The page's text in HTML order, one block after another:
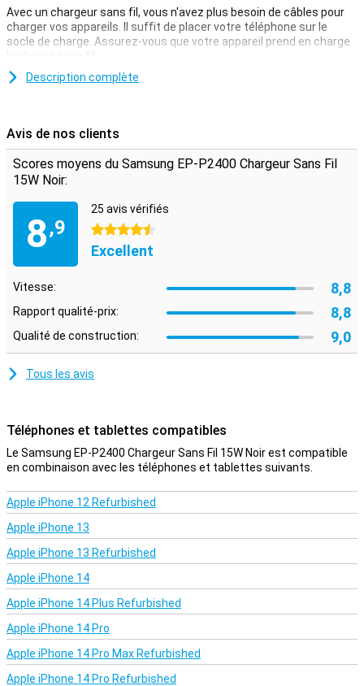
Avec un chargeur sans fil, vous n'avez plus besoin de câbles pour
charger vos appareils. Il suffit de placer votre téléphone sur le
socle de charge. Assurez-vous que votre appareil prend en charge
la charge sans fil.
Description complète
Avis de nos clients
Scores moyens du Samsung EP-P2400 Chargeur Sans Fil
15W Noir:
8,9
25 avis vérifiés
4.5 étoiles
Excellent
Vitesse: 8,8
Rapport qualité-prix: 8,8
Qualité de construction: 9,0
Tous les avis
Téléphones et tablettes compatibles
Le Samsung EP-P2400 Chargeur Sans Fil 15W Noir est compatible
en combinaison avec les téléphones et tablettes suivants.
Apple iPhone 12 Refurbished
Apple iPhone 13
Apple iPhone 13 Refurbished
Apple iPhone 14
Apple iPhone 14 Plus Refurbished
Apple iPhone 14 Pro
Apple iPhone 14 Pro Max Refurbished
Apple iPhone 14 Pro Refurbished